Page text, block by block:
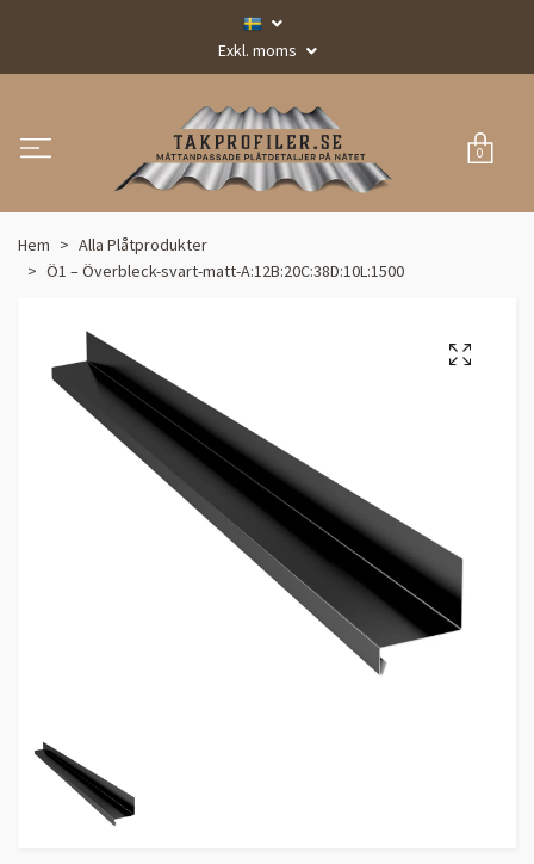
Exkl. moms
0
Hem
Alla Plåtprodukter
Ö1 – Överbleck-svart-matt-A:12B:20C:38D:10L:1500